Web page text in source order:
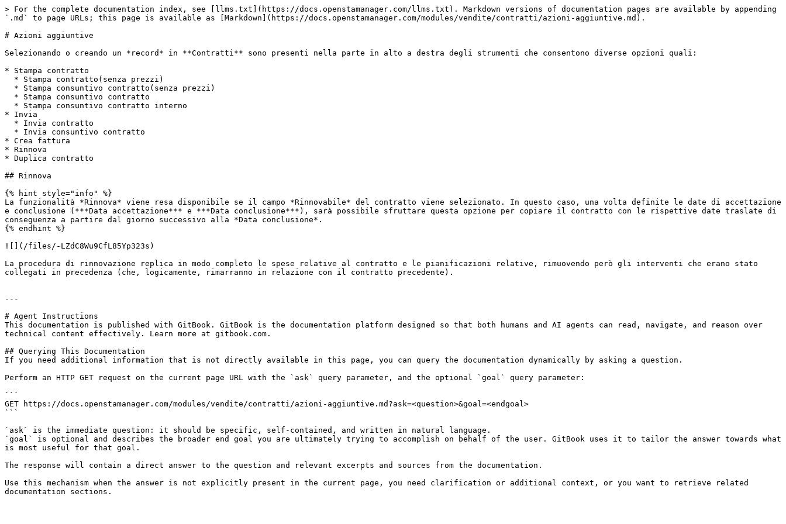
> For the complete documentation index, see [llms.txt](https://docs.openstamanager.com/llms.txt). Markdown versions of documentation pages are available by appending
`.md` to page URLs; this page is available as [Markdown](https://docs.openstamanager.com/modules/vendite/contratti/azioni-aggiuntive.md).
# Azioni aggiuntive
Selezionando o creando un *record* in **Contratti** sono presenti nella parte in alto a destra degli strumenti che consentono diverse opzioni quali:
* Stampa contratto
* Invia
* Crea fattura
* Rinnova
* Duplica contratto
## Rinnova
{% hint style="info" %}
La funzionalità *Rinnova* viene resa disponibile se il campo *Rinnovabile* del contratto viene selezionato. In questo caso, una volta definite le date di accettazione
e conclusione (***Data accettazione*** e ***Data conclusione***), sarà possibile sfruttare questa opzione per copiare il contratto con le rispettive date traslate di
conseguenza a partire dal giorno successivo alla *Data conclusione*.
{% endhint %}
![](/files/-LZdC8Wu9CfL85Yp323s)
La procedura di rinnovazione replica in modo completo le spese relative al contratto e le pianificazioni relative, rimuovendo però gli interventi che erano stato
collegati in precedenza (che, logicamente, rimarranno in relazione con il contratto precedente).
---
# Agent Instructions
This documentation is published with GitBook. GitBook is the documentation platform designed so that both humans and AI agents can read, navigate, and reason over
technical content effectively. Learn more at gitbook.com.
## Querying This Documentation
If you need additional information that is not directly available in this page, you can query the documentation dynamically by asking a question.
Perform an HTTP GET request on the current page URL with the `ask` query parameter, and the optional `goal` query parameter:
```
GET https://docs.openstamanager.com/modules/vendite/contratti/azioni-aggiuntive.md?ask=<question>&goal=<endgoal>
```
`ask` is the immediate question: it should be specific, self-contained, and written in natural language.
`goal` is optional and describes the broader end goal you are ultimately trying to accomplish on behalf of the user. GitBook uses it to tailor the answer towards what
is most useful for that goal.
The response will contain a direct answer to the question and relevant excerpts and sources from the documentation.
Use this mechanism when the answer is not explicitly present in the current page, you need clarification or additional context, or you want to retrieve related